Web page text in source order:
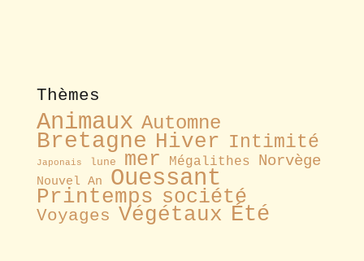
Thèmes
Animaux Automne
Bretagne Hiver Intimité
Japonais lune mer Mégalithes Norvège
Nouvel An Ouessant
Printemps société
Voyages Végétaux Été